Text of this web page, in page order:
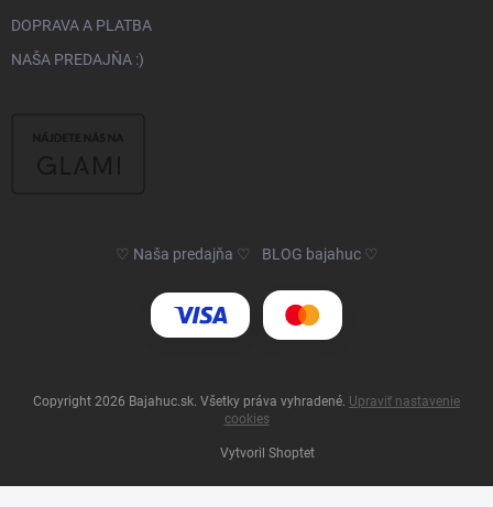
DOPRAVA A PLATBA
NAŠA PREDAJŇA :)
♡ Naša predajňa ♡ BLOG bajahuc ♡
Vytvoril Shoptet
Copyright 2026 Bajahuc.sk . Všetky práva vyhradené. Upraviť nastavenie
cookies